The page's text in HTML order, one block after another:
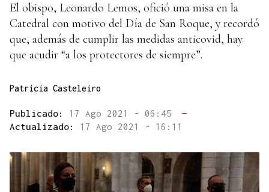
El obispo, Leonardo Lemos, ofició una misa en la
Catedral con motivo del Día de San Roque, y recordó
que, además de cumplir las medidas anticovid, hay
que acudir “a los protectores de siempre”.
Patricia Casteleiro
Publicado: 17 Ago 2021 - 06:45
—
Actualizado: 17 Ago 2021 - 16:11